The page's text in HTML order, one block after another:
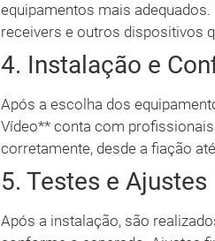
equipamentos mais
receivers e outros dispositivos
4. Instalação e
Após a escolha dos
Vídeo** conta com
corretamente, desde a fiação
5. Testes e Ajustes
Após a instalação, são